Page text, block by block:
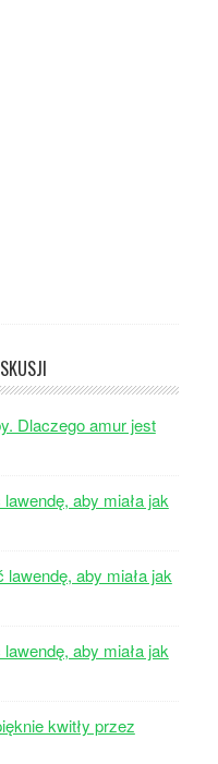
Dlaczego amur jest
aby miała jak
aby miała jak
aby miała jak
kwitły przez